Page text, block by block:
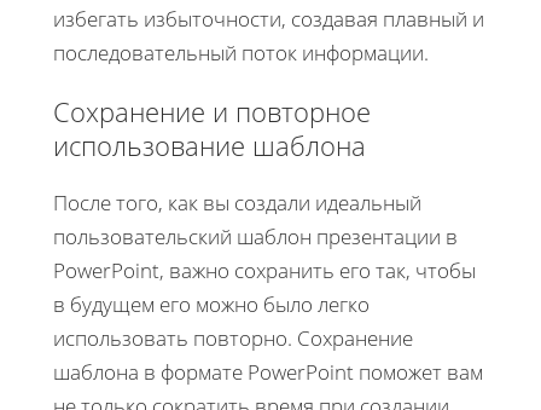
избегать избыточности, создавая плавный и
последовательный поток информации.
Сохранение и повторное
использование шаблона
После того, как вы создали идеальный
пользовательский шаблон презентации в
PowerPoint, важно сохранить его так, чтобы
в будущем его можно было легко
использовать повторно. Сохранение
шаблона в формате PowerPoint поможет вам